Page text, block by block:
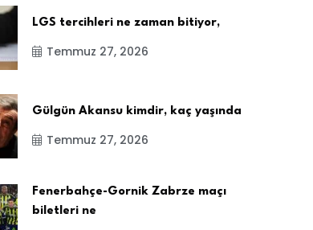
LGS tercihleri ne zaman bitiyor,
Temmuz 27, 2026
Gülgün Akansu kimdir, kaç yaşında
Temmuz 27, 2026
Fenerbahçe-Gornik Zabrze maçı
biletleri ne